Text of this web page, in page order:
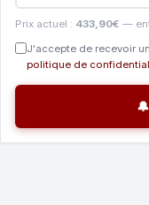
Prix actuel : 433,90€ —
J'accepte de recevoir
politique de